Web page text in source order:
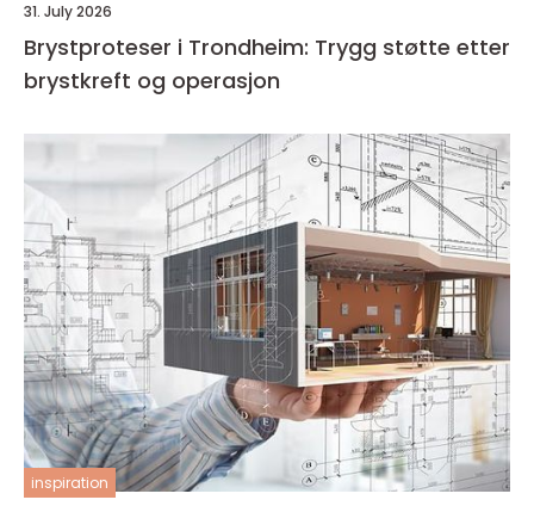
31. July 2026
Brystproteser i Trondheim: Trygg støtte etter
brystkreft og operasjon
inspiration